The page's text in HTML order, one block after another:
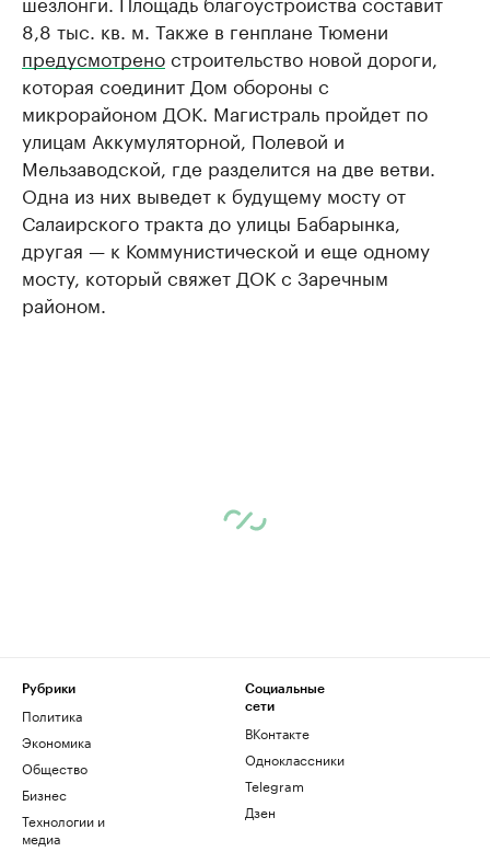
8,8 тыс. кв. м. Также в генплане Тюмени
предусмотреностроительство новой дороги,
которая соединит Дом обороны с
микрорайоном ДОК. Магистраль пройдет по
улицам Аккумуляторной, Полевой и
Мельзаводской, где разделится на две ветви.
Одна из них выведет к будущему мосту от
Салаирского тракта до улицы Бабарынка,
другая — к Коммунистической и еще одному
мосту, который свяжет ДОК с Заречным
районом.
Рубрики
Политика
Экономика
Общество
Бизнес
Технологии и
медиа
Социальные
сети
ВКонтакте
Одноклассники
Telegram
Дзен